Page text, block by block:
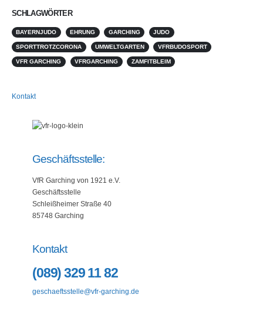
SCHLAGWÖRTER
BAYERNJUDO EHRUNG GARCHING JUDO
SPORTTROTZCORONA UMWELTGARTEN VFRBUDOSPORT
VFR GARCHING VFRGARCHING ZAMFITBLEIM
Kontakt
Geschäftsstelle:
VfR Garching von 1921 e.V.
Geschäftsstelle
Schleißheimer Straße 40
85748 Garching
Kontakt
(089) 329 11 82
geschaeftsstelle@vfr-garching.de